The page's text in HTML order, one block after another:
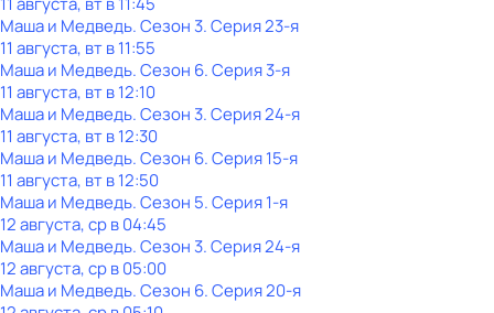
Маша и Медведь. Сезон 3. Серия 23-я
11 августа, вт в 11:55
Маша и Медведь. Сезон 6. Серия 3-я
11 августа, вт в 12:10
Маша и Медведь. Сезон 3. Серия 24-я
11 августа, вт в 12:30
Маша и Медведь. Сезон 6. Серия 15-я
11 августа, вт в 12:50
Маша и Медведь. Сезон 5. Серия 1-я
12 августа, ср в 04:45
Маша и Медведь. Сезон 3. Серия 24-я
12 августа, ср в 05:00
Маша и Медведь. Сезон 6. Серия 20-я